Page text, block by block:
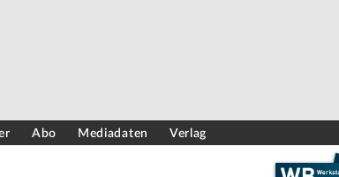
Abo Mediadaten Verlag